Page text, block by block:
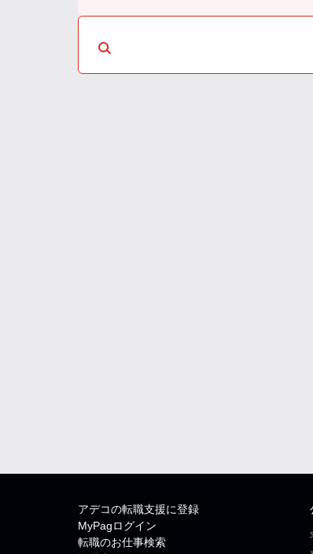
アデコの転職支援に登録
MyPagログイン
転職のお仕事検索